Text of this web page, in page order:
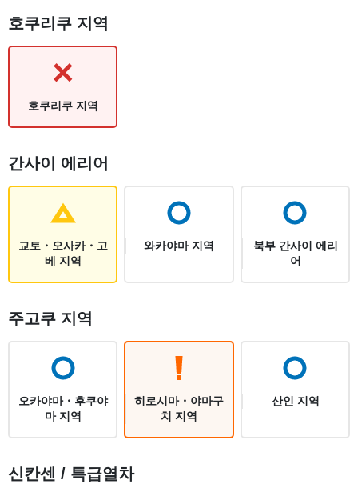
미네 선 아사 역 ~ 나가토시 역간
※버스에 의한 대행 수송을 실시합니다.
호쿠리쿠 지역
호쿠리쿠 지역
간사이 에리어
교토・오사카・고
베 지역
와카야마 지역
북부 간사이 에리
어
주고쿠 지역
오카야마・후쿠야
마 지역
히로시마・야마구
치 지역
산인 지역
신칸센 / 특급열차